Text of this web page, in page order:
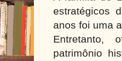
estratégicos
anos foi uma
Entretanto,
patrimônio